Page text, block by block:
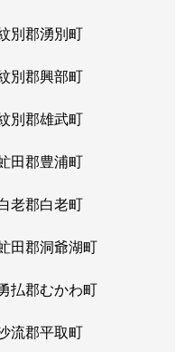
別郡湧別町
別郡興部町
別郡雄武町
田郡豊浦町
老郡白老町
田郡洞爺湖町
払郡むかわ町
流郡平取町